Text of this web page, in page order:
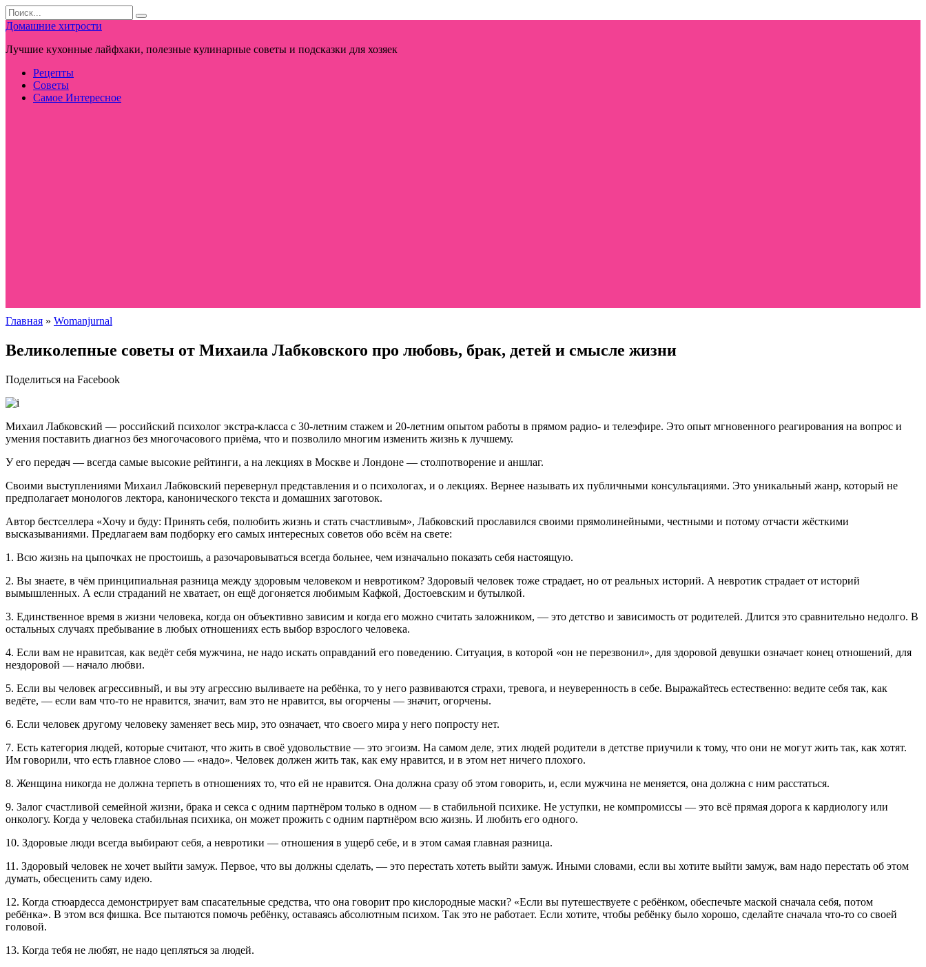
Перейти
к
контенту
Search
for:
Домашние хитрости
Лучшие кухонные лайфхаки, полезные кулинарные советы и подсказки для хозяек
Рецепты
Советы
Самое Интересное
Главная » Womanjurnal
Великолепные советы от Михаила Лабковского про любовь, брак, детей и смысле жизни
Поделиться на Facebook
Михаил Лабковский — российский психолог экстра-класса с 30-летним стажем и 20-летним опытом работы в прямом радио- и телеэфире. Это опыт мгновенного реагирования на вопрос и
умения поставить диагноз без многочасового приёма, что и позволило многим изменить жизнь к лучшему.
У его передач — всегда самые высокие рейтинги, а на лекциях в Москве и Лондоне — столпотворение и аншлаг.
Своими выступлениями Михаил Лабковский перевернул представления и о психологах, и о лекциях. Вернее называть их публичными консультациями. Это уникальный жанр, который не
предполагает монологов лектора, канонического текста и домашних заготовок.
Автор бестселлера «Хочу и буду: Принять себя, полюбить жизнь и стать счастливым», Лабковский прославился своими прямолинейными, честными и потому отчасти жёсткими
высказываниями. Предлагаем вам подборку его самых интересных советов обо всём на свете:
1. Всю жизнь на цыпочках не простоишь, а разочаровываться всегда больнее, чем изначально показать себя настоящую.
2. Вы знаете, в чём принципиальная разница между здоровым человеком и невротиком? Здоровый человек тоже страдает, но от реальных историй. А невротик страдает от историй
вымышленных. А если страданий не хватает, он ещё догоняется любимым Кафкой, Достоевским и бутылкой.
3. Единственное время в жизни человека, когда он объективно зависим и когда его можно считать заложником, — это детство и зависимость от родителей. Длится это сравнительно недолго. В
остальных случаях пребывание в любых отношениях есть выбор взрослого человека.
4. Если вам не нравитсaя, как ведёт себя мужчина, не надо искать оправданий его поведению. Ситуация, в которой «он не перезвонил», для здоровой девушки означает конец отношений, для
нездоровой — начало любви.
5. Если вы человек агрессивный, и вы эту агрессию выливаете на ребёнка, то у него развиваются страхи, тревога, и неуверенность в себе. Выражайтесь естественно: ведите себя так, как
ведёте, — если вам что-то не нравится, значит, вам это не нравится, вы огорчены — значит, огорчены.
6. Если человек другому человеку заменяет весь мир, это означает, что своего мира у него попросту нет.
7. Есть категория людей, которые считают, что жить в своё удовольствие — это эгоизм. На самом деле, этих людей родители в детстве приучили к тому, что они не могут жить так, как хотят.
Им говорили, что есть главное слово — «надо». Человек должен жить так, как ему нравится, и в этом нет ничего плохого.
8. Женщина никогда не должна терпеть в отношениях то, что ей не нравится. Она должна сразу об этом говорить, и, если мужчина не меняется, она должна с ним расстаться.
9. Залог счастливой семейной жизни, брака и секса с одним партнёром только в одном — в стабильной психике. Не уступки, не компромиссы — это всё прямая дорога к кардиологу или
онкологу. Когда у человека стабильная психика, он может прожить с одним партнёром всю жизнь. И любить его одного.
10. Здоровые люди всегда выбирают себя, а невротики — отношения в ущерб себе, и в этом самая главная разница.
11. Здоровый человек не хочет выйти замуж. Первое, что вы должны сделать, — это перестать хотеть выйти замуж. Иными словами, если вы хотите выйти замуж, вам надо перестать об этом
думать, обесценить саму идею.
12. Когда стюардесса демонстрирует вам спасательные средства, что она говорит про кислородные маски? «Если вы путешествуете с ребёнком, обеспечьте маской сначала себя, потом
ребёнка». В этом вся фишка. Все пытаются помочь ребёнку, оставаясь абсолютным психом. Так это не работает. Если хотите, чтобы ребёнку было хорошо, сделайте сначала что-то со своей
головой.
13. Когда тебя не любят, не надо цепляться за людей.